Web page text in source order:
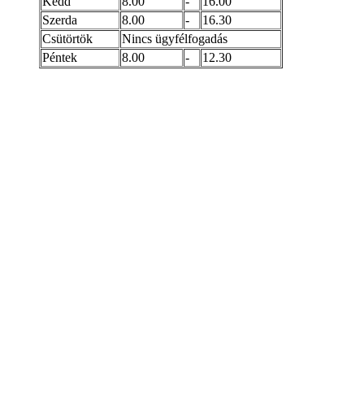
Szerda
8.00 -
16.30
Csütörtök
Nincs ügyfélfogadás
Péntek
8.00 - 12.30